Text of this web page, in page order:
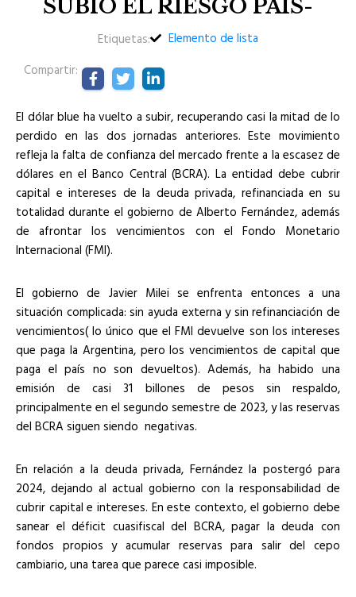
SUBIÓ EL RIESGO PAÍS-
Etiquetas:
Elemento de lista
Compartir:
El dólar blue ha vuelto a subir, recuperando casi la mitad de lo
perdido en las dos jornadas anteriores. Este movimiento
refleja la falta de confianza del mercado frente a la escasez de
dólares en el Banco Central (BCRA). La entidad debe cubrir
capital e intereses de la deuda privada, refinanciada en su
totalidad durante el gobierno de Alberto Fernández, además
de afrontar los vencimientos con el Fondo Monetario
Internacional (FMI).
El gobierno de Javier Milei se enfrenta entonces a una
situación complicada: sin ayuda externa y sin refinanciación de
vencimientos( lo único que el FMI devuelve son los intereses
que paga la Argentina, pero los vencimientos de capital que
paga el país no son devueltos). Además, ha habido una
emisión de casi 31 billones de pesos sin respaldo,
principalmente en el segundo semestre de 2023, y las reservas
del BCRA siguen siendo negativas.
En relación a la deuda privada, Fernández la postergó para
2024, dejando al actual gobierno con la responsabilidad de
cubrir capital e intereses. En este contexto, el gobierno debe
sanear el déficit cuasifiscal del BCRA, pagar la deuda con
fondos propios y acumular reservas para salir del cepo
cambiario, una tarea que parece casi imposible.